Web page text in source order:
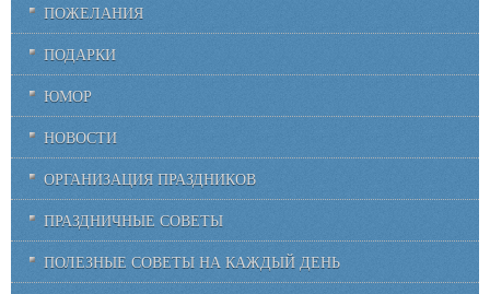
ПОЖЕЛАНИЯ
ПОДАРКИ
ЮМОР
НОВОСТИ
ОРГАНИЗАЦИЯ ПРАЗДНИКОВ
ПРАЗДНИЧНЫЕ СОВЕТЫ
ПОЛЕЗНЫЕ СОВЕТЫ НА КАЖДЫЙ ДЕНЬ